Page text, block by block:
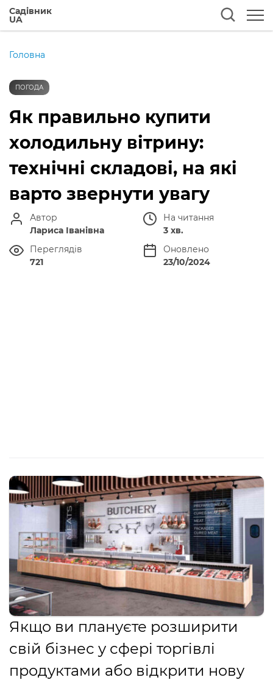
Садівник
UA
Головна
ПОГОДА
Як правильно купити
холодильну вітрину:
технічні складові, на які
варто звернути увагу
Автор
Лариса Іванівна
На читання
3 хв.
Переглядів
721
Оновлено
23/10/2024
Якщо ви плануєте розширити
свій бізнес у сфері торгівлі
продуктами або відкрити нову